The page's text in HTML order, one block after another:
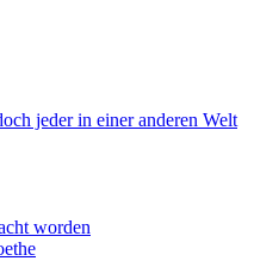
jeder in einer anderen Welt
worden